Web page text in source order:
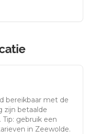
bereikbaar met de
zijn betaalde
Tip: gebruik een
in Zeewolde.